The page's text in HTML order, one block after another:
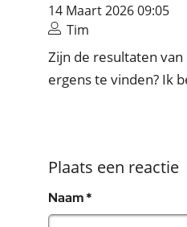
14 Maart 2026 09:05
Tim
Zijn de resultaten
ergens te vinden? Ik
Plaats een reactie
Naam*